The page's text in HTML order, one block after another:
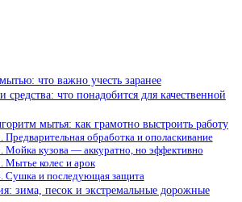
что важно учесть заранее
что понадобится для качественной
мытья: как грамотно выстроить работу
Предварительная обработка и ополаскивание
Мойка кузова — аккуратно, но эффективно
Мытье колес и арок
Сушка и последующая защита
зима, песок и экстремальные дорожные